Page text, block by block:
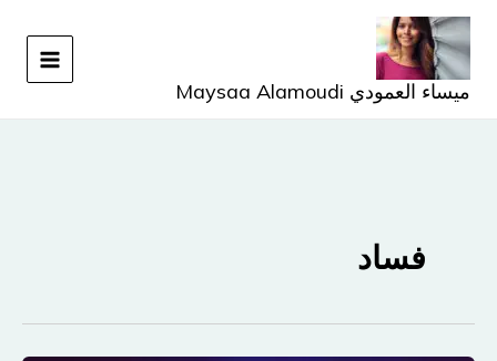
تخطي
المحتوى
ميساء العمودي Maysaa Alamoudi
فساد